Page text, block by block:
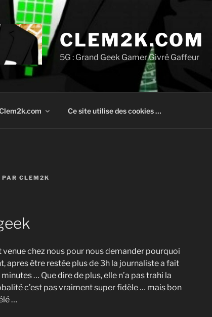
CLEM2K.COM
5G : Grand Geek Gamer Givré Gaffeur
Ce site utilise des cookies …
PAR CLEM2K
venue chez nous pour nous demander pourquoi
apres être restée plus de 3h la journaliste a fait
… Que dire de plus, elle n’a pas trahi la
c’est pas vraiment super fidèle … mais bon
…